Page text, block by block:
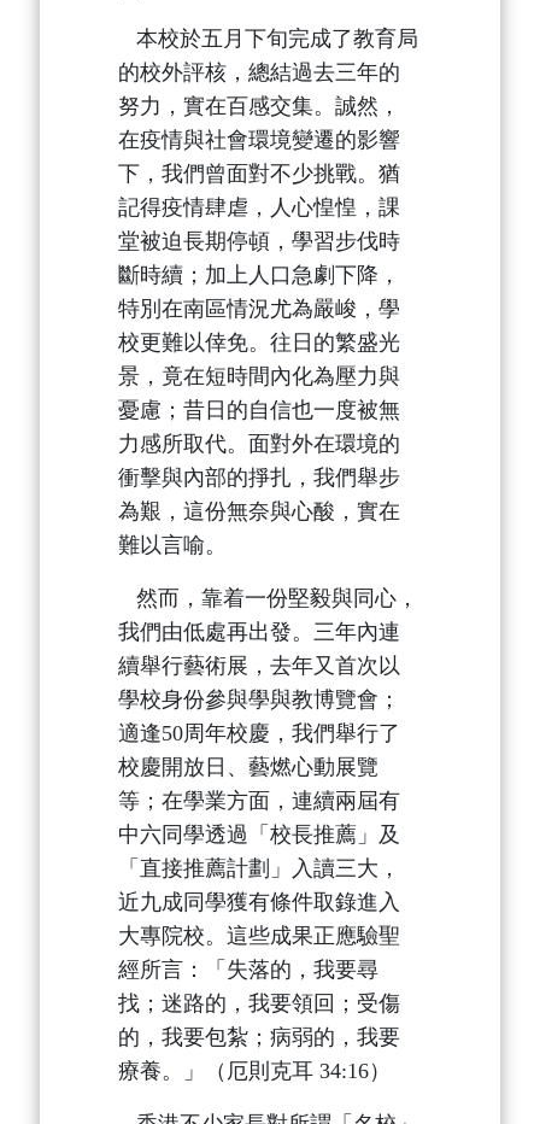
本校於五月下旬完成了教育局
的校外評核，總結過去三年的
努力，實在百感交集。誠然，
在疫情與社會環境變遷的影響
下，我們曾面對不少挑戰。猶
記得疫情肆虐，人心惶惶，課
堂被迫長期停頓，學習步伐時
斷時續；加上人口急劇下降，
特別在南區情況尤為嚴峻，學
校更難以倖免。往日的繁盛光
景，竟在短時間內化為壓力與
憂慮；昔日的自信也一度被無
力感所取代。面對外在環境的
衝擊與內部的掙扎，我們舉步
為艱，這份無奈與心酸，實在
難以言喻。
然而，靠着一份堅毅與同心，
我們由低處再出發。三年內連
續舉行藝術展，去年又首次以
學校身份參與學與教博覽會；
適逢50周年校慶，我們舉行了
校慶開放日、藝燃心動展覽
等；在學業方面，連續兩屆有
中六同學透過「校長推薦」及
「直接推薦計劃」入讀三大，
近九成同學獲有條件取錄進入
大專院校。這些成果正應驗聖
經所言：「失落的，我要尋
找；迷路的，我要領回；受傷
的，我要包紮；病弱的，我要
療養。」（厄則克耳 34:16）